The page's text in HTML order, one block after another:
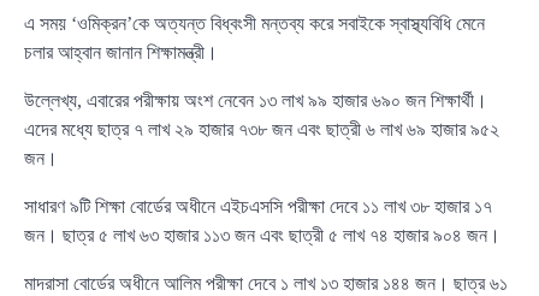
এ সময় ‘ওমিক্রন’কে অত্যন্ত বিধ্বংসী মন্তব্য করে সবাইকে স্বাস্থ্যবিধি মেনে
চলার আহ্বান জানান শিক্ষামন্ত্রী।
উল্লেখ্য, এবারের পরীক্ষায় অংশ নেবেন ১৩ লাখ ৯৯ হাজার ৬৯০ জন শিক্ষার্থী।
এদের মধ্যে ছাত্র ৭ লাখ ২৯ হাজার ৭৩৮ জন এবং ছাত্রী ৬ লাখ ৬৯ হাজার ৯৫২
জন।
সাধারণ ৯টি শিক্ষা বোর্ডের অধীনে এইচএসসি পরীক্ষা দেবে ১১ লাখ ৩৮ হাজার ১৭
জন। ছাত্র ৫ লাখ ৬৩ হাজার ১১৩ জন এবং ছাত্রী ৫ লাখ ৭৪ হাজার ৯০৪ জন।
মাদরাসা বোর্ডের অধীনে আলিম পরীক্ষা দেবে ১ লাখ ১৩ হাজার ১৪৪ জন। ছাত্র ৬১